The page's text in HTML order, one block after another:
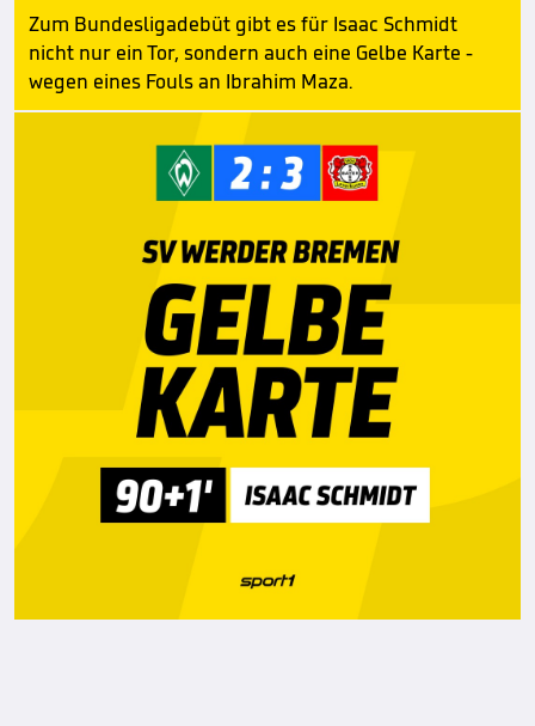
Zum Bundesligadebüt gibt es für Isaac Schmidt
nicht nur ein Tor, sondern auch eine Gelbe Karte -
wegen eines Fouls an Ibrahim Maza.